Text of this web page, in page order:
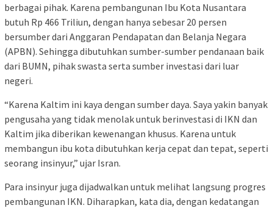
berbagai pihak. Karena pembangunan Ibu Kota Nusantara
butuh Rp 466 Triliun, dengan hanya sebesar 20 persen
bersumber dari Anggaran Pendapatan dan Belanja Negara
(APBN). Sehingga dibutuhkan sumber-sumber pendanaan baik
dari BUMN, pihak swasta serta sumber investasi dari luar
negeri.
“Karena Kaltim ini kaya dengan sumber daya. Saya yakin banyak
pengusaha yang tidak menolak untuk berinvestasi di IKN dan
Kaltim jika diberikan kewenangan khusus. Karena untuk
membangun ibu kota dibutuhkan kerja cepat dan tepat, seperti
seorang insinyur,” ujar Isran.
Para insinyur juga dijadwalkan untuk melihat langsung progres
pembangunan IKN. Diharapkan, kata dia, dengan kedatangan